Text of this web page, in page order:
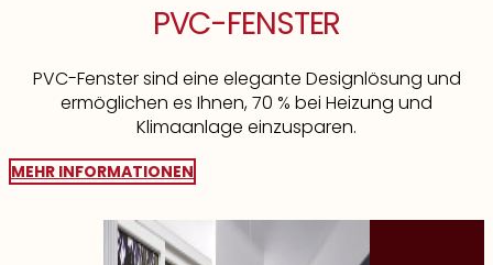
PVC-FENSTER
PVC-Fenster sind eine elegante Designlösung und
ermöglichen es Ihnen, 70 % bei Heizung und
Klimaanlage einzusparen.
MEHR INFORMATIONEN